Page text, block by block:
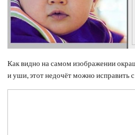
Как видно на самом изображении
и уши, этот недочёт можно исправить